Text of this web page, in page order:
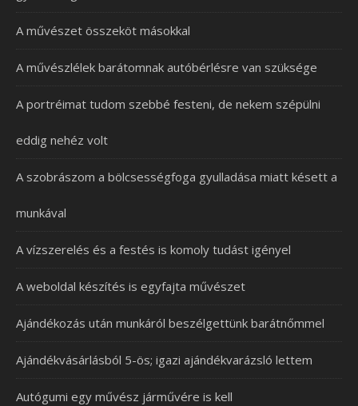
A művészet összeköt másokkal
A művészlélek barátomnak autóbérlésre van szüksége
A portréimat tudom szebbé festeni, de nekem szépülni
eddig nehéz volt
A szobrászom a bölcsességfoga gyulladása miatt késett a
munkával
A vízszerelés és a festés is komoly tudást igényel
A weboldal készítés is egyfajta művészet
Ajándékozás után munkáról beszélgettünk barátnőmmel
Ajándékvásárlásból 5-ös; igazi ajándékvarázsló lettem
Autógumi egy művész járművére is kell